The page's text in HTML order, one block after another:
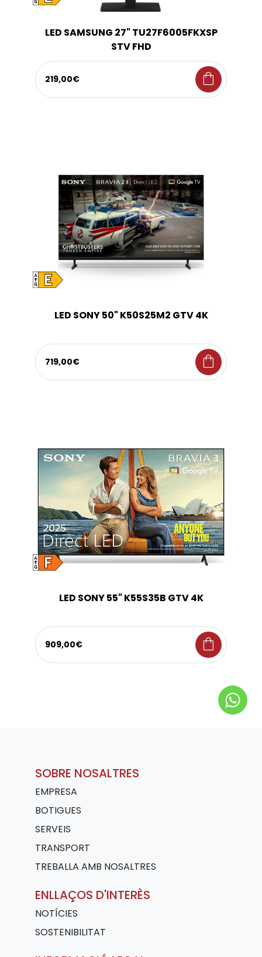
LED SAMSUNG 27" TU27F6005FKXSP
STV FHD
219,00€ shopping_bag
LED SONY 50" K50S25M2 GTV 4K
719,00€ shopping_bag
LED SONY 55" K55S35B GTV 4K
909,00€ shopping_bag
SOBRE NOSALTRES
EMPRESA
BOTIGUES
SERVEIS
TRANSPORT
TREBALLA AMB NOSALTRES
ENLLAÇOS D'INTERÈS
NOTÍCIES
SOSTENIBILITAT